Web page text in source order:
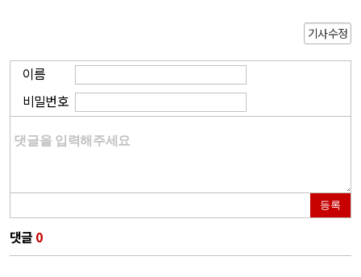
기사수정
이름
비밀번호
등록
댓글 0